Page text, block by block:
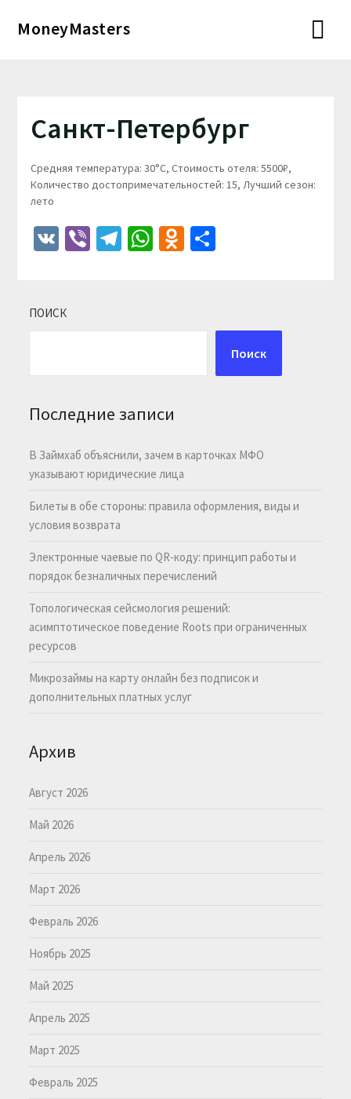
MoneyMasters
Санкт-Петербург
Средняя температура: 30°C, Стоимость отеля: 5500₽,
Количество достопримечательностей: 15, Лучший сезон:
лето
VKViberTelegram
WhatsApp
Odnoklassniki
Отправить
ПОИСК
Поиск
Последние записи
В Займхаб объяснили, зачем в карточках МФО
указывают юридические лица
Билеты в обе стороны: правила оформления, виды и
условия возврата
Электронные чаевые по QR-коду: принцип работы и
порядок безналичных перечислений
Топологическая сейсмология решений:
асимптотическое поведение Roots при ограниченных
ресурсов
Микрозаймы на карту онлайн без подписок и
дополнительных платных услуг
Архив
Август 2026
Май 2026
Апрель 2026
Март 2026
Февраль 2026
Ноябрь 2025
Май 2025
Апрель 2025
Март 2025
Февраль 2025